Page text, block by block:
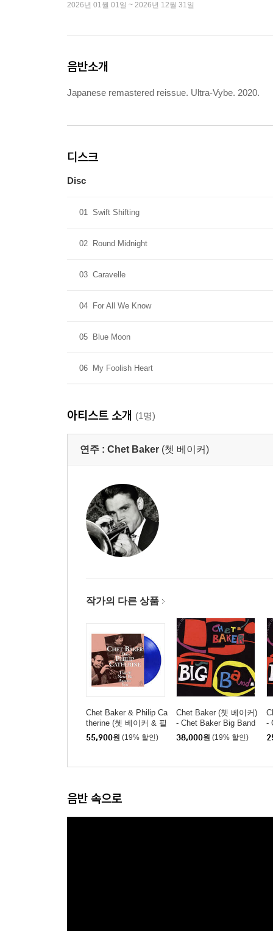
2026년 01월 01일 ~ 2026년 12월 31일
음반소개
Japanese remastered reissue. Ultra-Vybe. 2020.
디스크
Disc
01 Swift Shifting
02 Round Midnight
03 Caravelle
04 For All We Know
05 Blue Moon
06 My Foolish Heart
아티스트 소개 (1명)
연주 : Chet Baker (쳇 베이커)
작가의 다른 상품
Chet Baker & Philip Ca
therine (쳇 베이커 & 필
립 캐서린) - There'll Ne
ver Be Another You [블
55,900원 (19% 할인)
Chet Baker (쳇 베이커)
- Chet Baker Big Band
[SHM-CD]
38,000원 (19% 할인)
-
음반 속으로